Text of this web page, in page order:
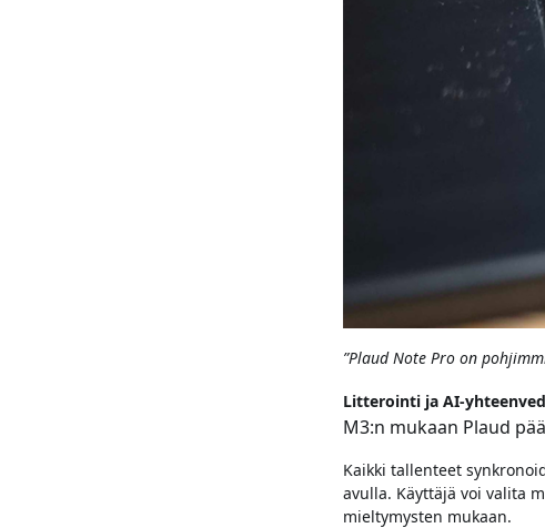
”Plaud Note Pro on
Litterointi ja AI-
M3:n mukaan Plaud
Kaikki tallenteet
avulla. Käyttäjä voi valita
mieltymysten mukaan.